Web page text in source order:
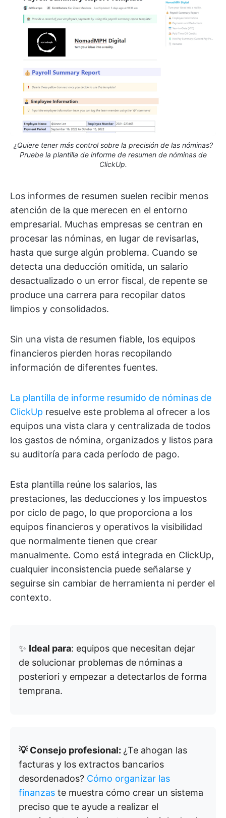
¿Quiere tener más control sobre la precisión de las nóminas?
Pruebe la plantilla de informe de resumen de nóminas de
ClickUp.
Los informes de resumen suelen recibir menos
atención de la que merecen en el entorno
empresarial. Muchas empresas se centran en
procesar las nóminas, en lugar de revisarlas,
hasta que surge algún problema. Cuando se
detecta una deducción omitida, un salario
desactualizado o un error fiscal, de repente se
produce una carrera para recopilar datos
limpios y consolidados.
Sin una vista de resumen fiable, los equipos
financieros pierden horas recopilando
información de diferentes fuentes.
La plantilla de informe resumido de nóminas de
ClickUp resuelve este problema al ofrecer a los
equipos una vista clara y centralizada de todos
los gastos de nómina, organizados y listos para
su auditoría para cada período de pago.
Esta plantilla reúne los salarios, las
prestaciones, las deducciones y los impuestos
por ciclo de pago, lo que proporciona a los
equipos financieros y operativos la visibilidad
que normalmente tienen que crear
manualmente. Como está integrada en ClickUp,
cualquier inconsistencia puede señalarse y
seguirse sin cambiar de herramienta ni perder el
contexto.
✨ Ideal para: equipos que necesitan dejar
de solucionar problemas de nóminas a
posteriori y empezar a detectarlos de forma
temprana.
💡 Consejo profesional: ¿Te ahogan las
facturas y los extractos bancarios
desordenados? Cómo organizar las
finanzas te muestra cómo crear un sistema
preciso que te ayude a realizar el